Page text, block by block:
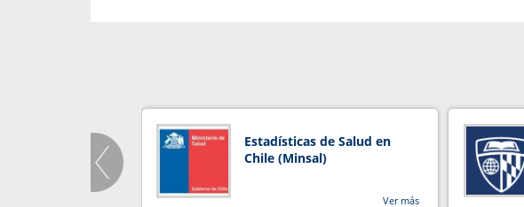
Estadísticas de Salud en
Chile (Minsal)
Ver más